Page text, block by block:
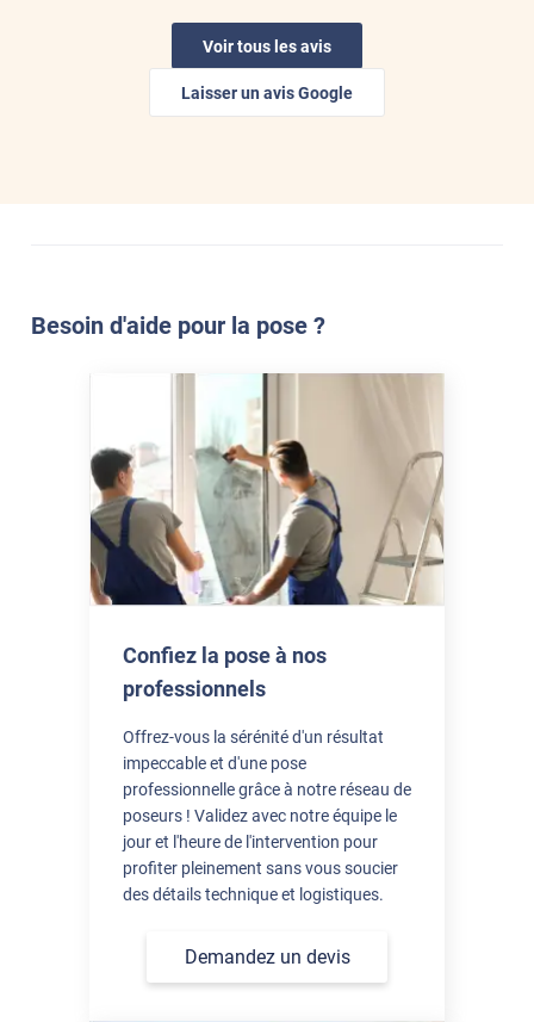
L'efficacité du produit ,,!
Il y a 2 jours
Top produit et tjs de bonne qualité. Service au top
Il y a 2 jours
très bien emballé et rapide. j'aurai besoin de conseils pour
découper le film (tutoriel)
Il y a 2 jours
*****
La possiblité de commande à la découpe, les conseils de pose,
les réponses déjà apportées selon les défauts après la après la
cellier avec une fenêtre sans volet, plein soleil l'après midi, et
avec le film c'est incroyable la différence de température et de
ressenti ! Merci
Il y a 3 jours
Voir tous les avis
Laisser un avis Google
Besoin d'aide pour la pose ?
Confiez la pose à nos
professionnels
Offrez-vous la sérénité d'un résultat
impeccable et d'une pose
professionnelle grâce à notre réseau de
poseurs ! Validez avec notre équipe le
jour et l'heure de l'intervention pour
profiter pleinement sans vous soucier
des détails technique et logistiques.
Demandez un devis